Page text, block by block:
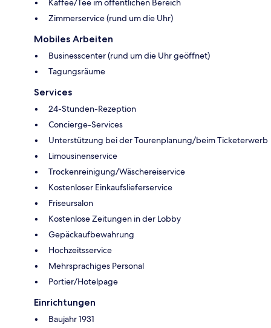
Kaffee/Tee im öffentlichen Bereich
Zimmerservice (rund um die Uhr)
Mobiles Arbeiten
Businesscenter (rund um die Uhr geöffnet)
Tagungsräume
Services
24-Stunden-Rezeption
Concierge-Services
Unterstützung bei der Tourenplanung/beim Ticketerwerb
Limousinenservice
Trockenreinigung/Wäschereiservice
Kostenloser Einkaufslieferservice
Friseursalon
Kostenlose Zeitungen in der Lobby
Gepäckaufbewahrung
Hochzeitsservice
Mehrsprachiges Personal
Portier/Hotelpage
Einrichtungen
Baujahr 1931